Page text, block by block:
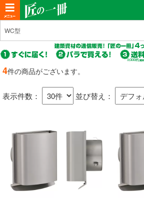
T
o
g
g
l
n
u
r
e
t)
ログイン
(c
u
r
r
e
n
(c
u
r
商品カテゴリから選ぶ
基礎・土台関連
耐震制震
4件の商品がございます。
表示件数： 並び替え：